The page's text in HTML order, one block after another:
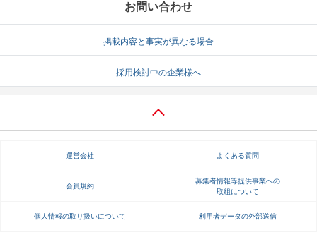
お問い合わせ
掲載内容と事実が異なる場合
採用検討中の企業様へ
運営会社 よくある質問
会員規約
募集者情報等提供事業への
取組について
個人情報の取り扱いについて 利用者データの外部送信